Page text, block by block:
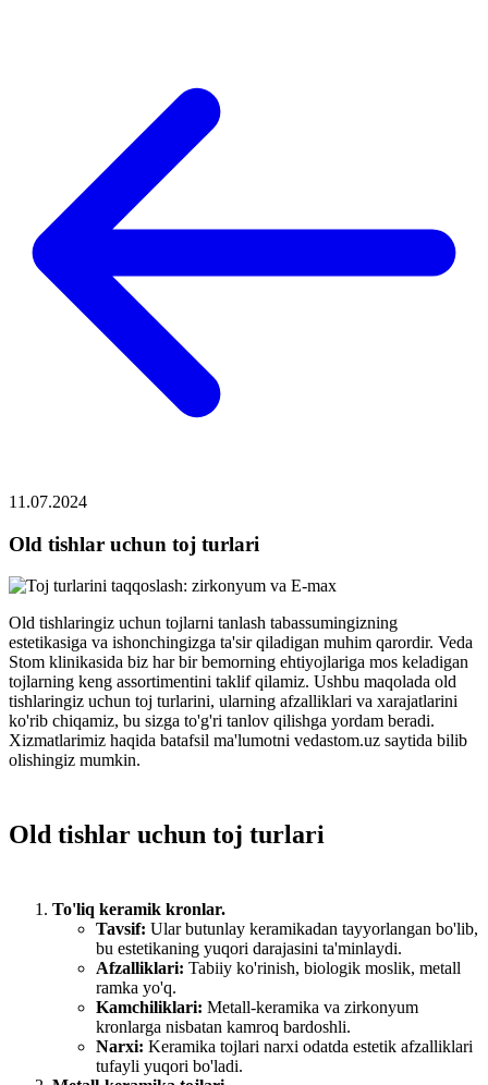
11.07.2024
Old tishlar uchun toj turlari
Old tishlaringiz uchun tojlarni tanlash tabassumingizning
estetikasiga va ishonchingizga ta'sir qiladigan muhim qarordir. Veda
Stom klinikasida biz har bir bemorning ehtiyojlariga mos keladigan
tojlarning keng assortimentini taklif qilamiz. Ushbu maqolada old
tishlaringiz uchun toj turlarini, ularning afzalliklari va xarajatlarini
ko'rib chiqamiz, bu sizga to'g'ri tanlov qilishga yordam beradi.
Xizmatlarimiz haqida batafsil ma'lumotni vedastom.uz saytida bilib
olishingiz mumkin.
Old tishlar uchun toj turlari
To'liq keramik kronlar.
Tavsif: Ular butunlay keramikadan tayyorlangan bo'lib,
bu estetikaning yuqori darajasini ta'minlaydi.
Afzalliklari: Tabiiy ko'rinish, biologik moslik, metall
ramka yo'q.
Kamchiliklari: Metall-keramika va zirkonyum
kronlarga nisbatan kamroq bardoshli.
Narxi: Keramika tojlari narxi odatda estetik afzalliklari
tufayli yuqori bo'ladi.